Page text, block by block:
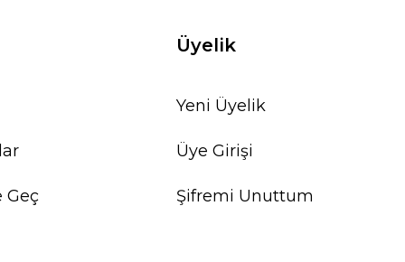
Geç
Üyelik
Yeni Üyelik
Üye Girişi
Şifremi Unuttum